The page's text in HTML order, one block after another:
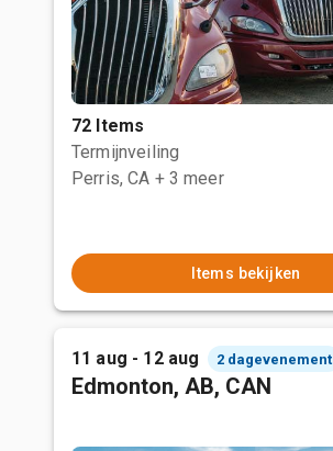
72 Items
Termijnveiling
Perris, CA + 3 meer
Items bekijken
11 aug - 12 aug 2 dagevenement
Edmonton, AB, CAN